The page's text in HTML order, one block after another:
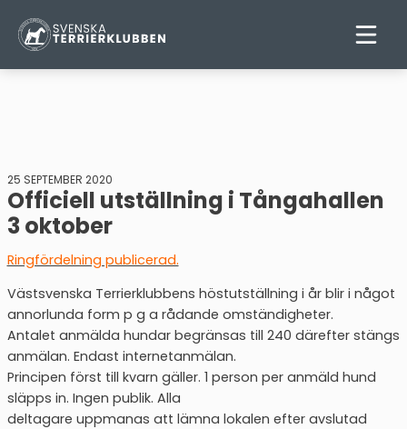
25 SEPTEMBER 2020
Officiell utställning i Tångahallen
3 oktober
Ringfördelning publicerad.
Västsvenska Terrierklubbens höstutställning i år blir i något
annorlunda form p g a rådande omständigheter.
Antalet anmälda hundar begränsas till 240 därefter stängs
anmälan. Endast internetanmälan.
Principen först till kvarn gäller. 1 person per anmäld hund
släpps in. Ingen publik. Alla
deltagare uppmanas att lämna lokalen efter avslutad